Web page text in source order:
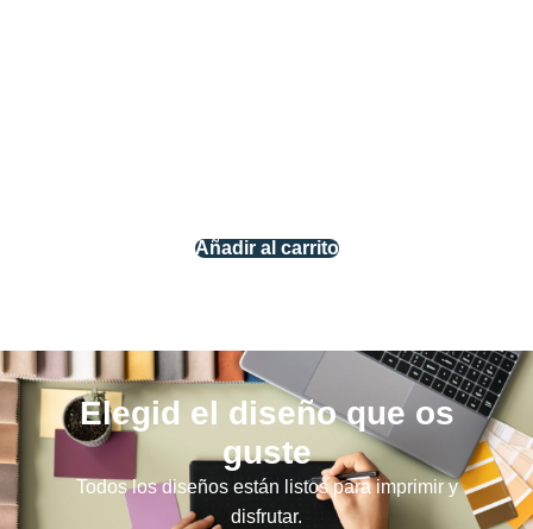
Añadir al carrito
Elegid el diseño que os
guste
Todos los diseños están listos para imprimir y
disfrutar.